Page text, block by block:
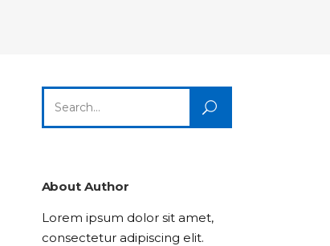
Lists
Highlights
Lists
Title & Subtitle
Title & Subtitle
for:
About Author
Lorem ipsum dolor sit amet,
consectetur adipiscing elit.